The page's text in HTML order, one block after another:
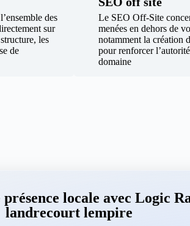
des
sur
les
de
Le SEO Off-Site
menées en dehors de
notamment la création
pour renforcer
domaine
locale avec Logic
landrecourt lempire